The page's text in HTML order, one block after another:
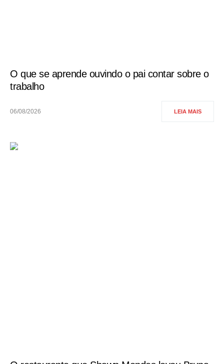
O que se aprende ouvindo o pai contar sobre o
trabalho
06/08/2026 LEIA MAIS